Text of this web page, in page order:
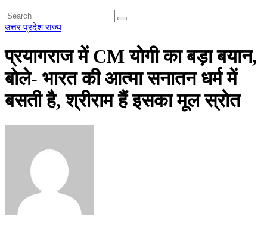
उत्तर प्रदेशराज्य
प्रयागराज में CM योगी का बड़ा बयान,
बोले- भारत की आत्मा सनातन धर्म में
बसती है, श्रीराम हैं इसका मूल स्रोत